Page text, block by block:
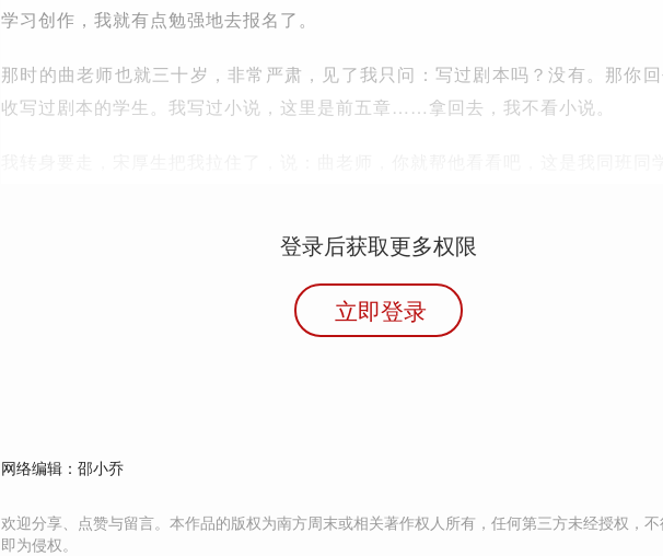
学习创作，我就有点勉强地去报名了。
那时的曲老师也就三十岁，非常严肃，见了我只问：写过剧本吗？没有。那你
收写过剧本的学生。我写过小说，这里是前五章……拿回去，我不看小说。
登录后获取更多权限
立即登录
网络编辑：邵小乔
欢迎分享、点赞与留言。本作品的版权为南方周末或相关著作权人所有，任何第三方未经授权，
即为侵权。